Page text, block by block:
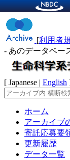
[利用者
- あのデータベー
[ Japanese | English
ホーム
アーカイブ
寄託応募要
更新履歴
データ一覧